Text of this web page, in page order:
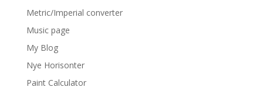
Metric/Imperial converter
Music page
My Blog
Nye Horisonter
Paint Calculator